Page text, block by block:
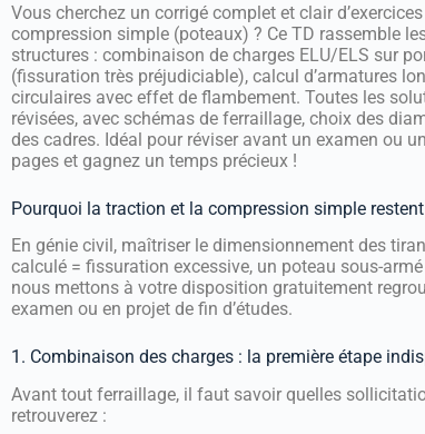
Vous cherchez un corrigé complet et clair
compression simple (poteaux) ? Ce TD rassemble
structures : combinaison de charges ELU/ELS sur
(fissuration très préjudiciable), calcul d’armatures
circulaires avec effet de flambement. Toutes les
révisées, avec schémas de ferraillage, choix des
des cadres. Idéal pour réviser avant un examen ou
pages et gagnez un temps précieux !
Pourquoi la traction et la compression simple
En génie civil, maîtriser le dimensionnement des
calculé = fissuration excessive, un poteau sous-
nous mettons à votre disposition gratuitement
examen ou en projet de fin d’études.
1. Combinaison des charges : la première étape
Avant tout ferraillage, il faut savoir quelles
retrouverez :